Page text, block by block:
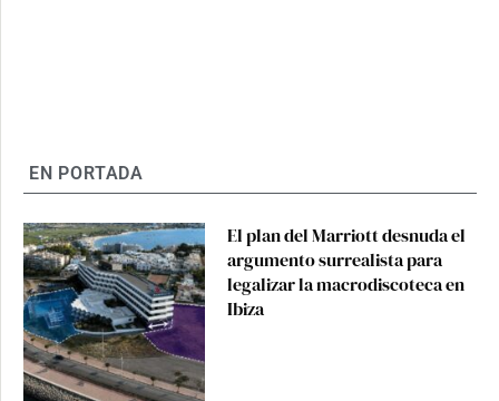
EN PORTADA
El plan del Marriott desnuda el
argumento surrealista para
legalizar la macrodiscoteca en
Ibiza